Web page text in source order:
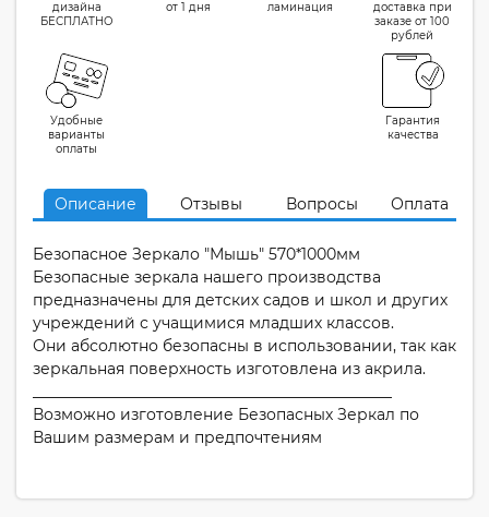
дизайна
БЕСПЛАТНО
от 1 дня
ламинация
доставка при
заказе от 100
рублей
Удобные
варианты
оплаты
Гарантия
качества
Описание Отзывы Вопросы Оплата
Безопасное Зеркало "Мышь" 570*1000мм
Безопасные зеркала нашего производства
предназначены для детских садов и школ и других
учреждений с учащимися младших классов.
Они абсолютно безопасны в использовании, так как
зеркальная поверхность изготовлена из акрила.
Возможно изготовление Безопасных Зеркал по
Вашим размерам и предпочтениям